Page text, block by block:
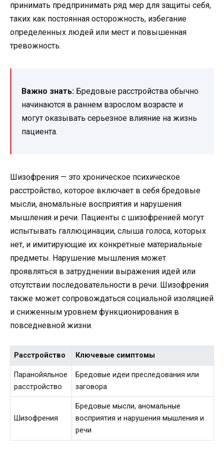
принимать предпринимать ряд мер для защиты себя,
таких как постоянная осторожность, избегание
определенных людей или мест и повышенная
тревожность.
Важно знать: Бредовые расстройства обычно
начинаются в раннем взрослом возрасте и
могут оказывать серьезное влияние на жизнь
пациента.
Шизофрения — это хроническое психическое
расстройство, которое включает в себя бредовые
мысли, аномальные восприятия и нарушения
мышления и речи. Пациенты с шизофренией могут
испытывать галлюцинации, слыша голоса, которых
нет, и имитирующие их конкретные материальные
предметы. Нарушение мышления может
проявляться в затруднении выражения идей или
отсутствии последовательности в речи. Шизофрения
также может сопровождаться социальной изоляцией
и сниженным уровнем функционирования в
повседневной жизни.
Расстройство Ключевые симптомы
Паранойяльное
расстройство
Бредовые идеи преследования или
заговора
Шизофрения
Бредовые мысли, аномальные
восприятия и нарушения мышления и
речи